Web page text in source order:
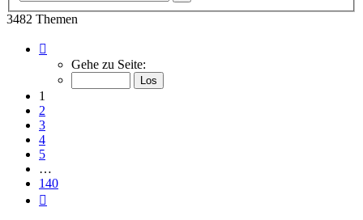
3482 Themen
von
Gehe zu Seite:
1
2
3
4
5
…
140